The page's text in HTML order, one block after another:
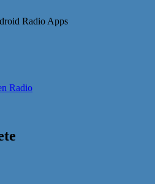
Radio Apps
Radio